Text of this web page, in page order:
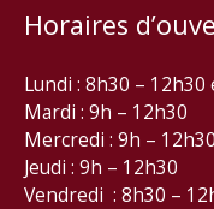
Horaires
Lundi : 8h30 – 12h30
Mardi : 9h – 12h30
Mercredi : 9h –
Jeudi : 9h – 12h30
Vendredi : 8h30 –